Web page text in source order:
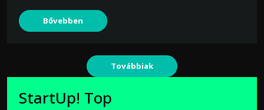
Bővebben
Továbbiak
StartUp! Top